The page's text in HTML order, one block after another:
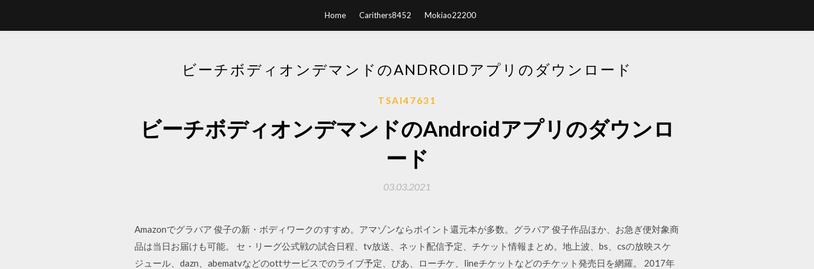
Home Carithers8452 Mokiao22200
ビーチボディオンデマンドのANDROIDアプリのダウンロード
TSAI47631
ビーチボディオンデマンドのAndroidアプリのダウンロ
ード
03.03.2021
Amazonでグラバア 俊子の新・ボディワークのすすめ。アマゾンならポイント還元本が多数。グラバア 俊子作品ほか、お急ぎ便対象商
品は当日お届けも可能。 セ・リーグ公式戦の試合日程、tv放送、ネット配信予定、チケット情報まとめ。地上波、bs、csの放映スケ
ジュール、dazn、abematvなどのottサービスでのライブ予定、ぴあ、ローチケ、lineチケットなどのチケット発売日を網羅。 2017年